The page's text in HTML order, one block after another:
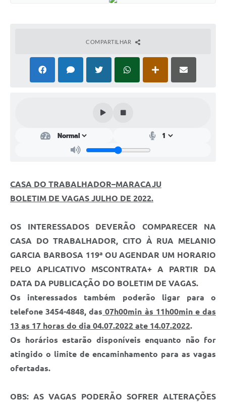
Serviços para o cidadão
Serviços para a empresa
Serviços para o Servidor
Decorrência de COVID-19 Comércio - Adesão ao
Plano Municipal de Enfrentamento da Pandemia em
Decorrência de COVID-19 Educação - Adesão ao
Downloads
COMPARTILHAR
CASA DO TRABALHADOR–MARACAJU
BOLETIM DE VAGAS JULHO DE 2022.
OS INTERESSADOS DEVERÃO COMPARECER NA
CASA DO TRABALHADOR, CITO À RUA MELANIO
GARCIA BARBOSA 119ª OU AGENDAR UM HORARIO
PELO APLICATIVO MSCONTRATA+ A PARTIR DA
DATA DA PUBLICAÇÃO DO BOLETIM DE VAGAS.
Os interessados também poderão ligar para o
telefone 3454-4848, das 07h00min às 11h00min e das
13 as 17 horas do dia 04.07.2022 ate 14.07.2022.
Os horários estarão disponíveis enquanto não for
atingido o limite de encaminhamento para as vagas
ofertadas.
OBS: AS VAGAS PODERÃO SOFRER ALTERAÇÕES